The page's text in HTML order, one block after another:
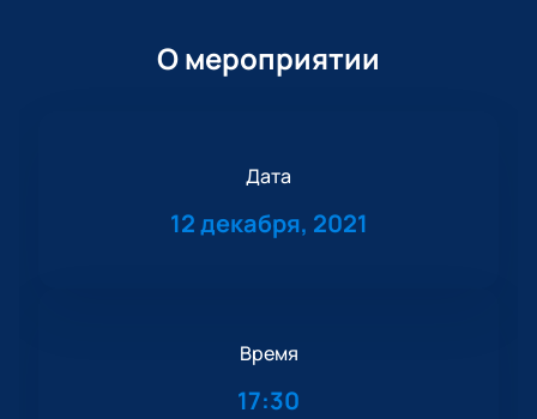
О мероприятии
Дата
12 декабря, 2021
Время
17:30